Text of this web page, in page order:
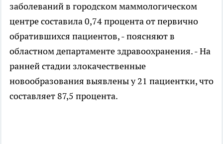
заболеваний в городском маммологическом
центре составила 0,74 процента от первично
обратившихся пациентов, - поясняют в
областном департаменте здравоохранения. - На
ранней стадии злокачественные
новообразования выявлены у 21 пациентки, что
составляет 87,5 процента.